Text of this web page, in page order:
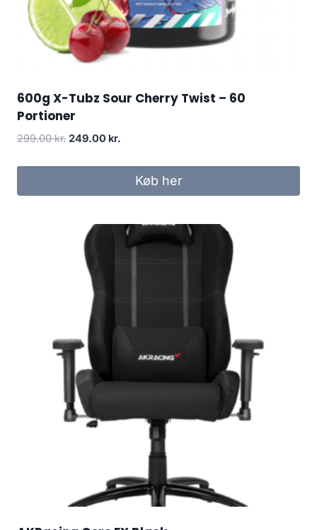
600g X-Tubz Sour Cherry Twist – 60
Portioner
299.00kr. Original
was:
249.00 kr.
is:
249.00 kr..
Køb her